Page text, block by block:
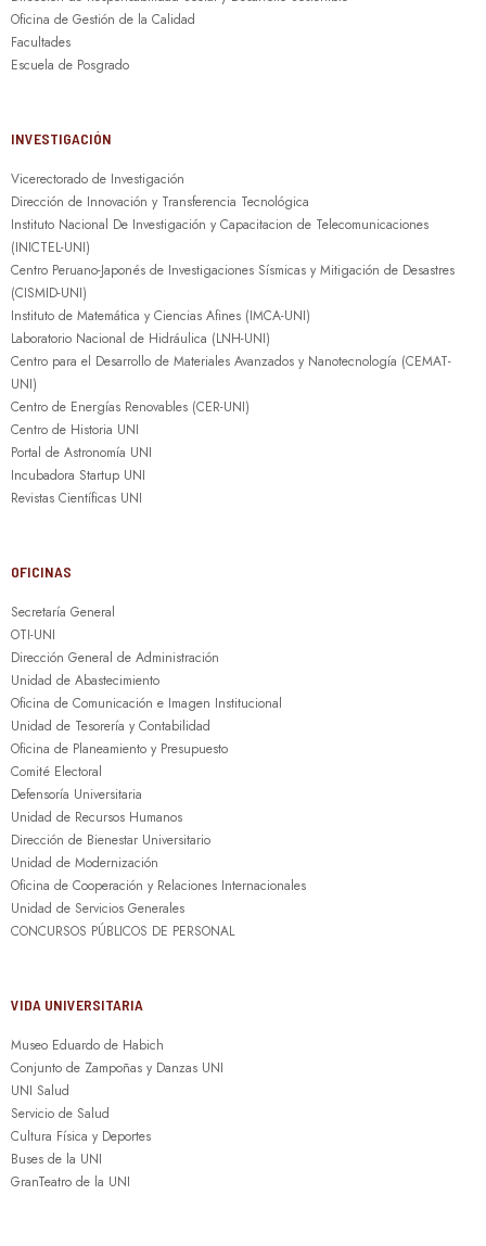
Oficina de Gestión de la Calidad
Facultades
Escuela de Posgrado
INVESTIGACIÓN
Vicerectorado de Investigación
Dirección de Innovación y Transferencia Tecnológica
Instituto Nacional De Investigación y Capacitacion de Telecomunicaciones
(INICTEL-UNI)
Centro Peruano-Japonés de Investigaciones Sísmicas y Mitigación de Desastres
(CISMID-UNI)
Instituto de Matemática y Ciencias Afines (IMCA-UNI)
Laboratorio Nacional de Hidráulica (LNH-UNI)
Centro para el Desarrollo de Materiales Avanzados y Nanotecnología (CEMAT-
UNI)
Centro de Energías Renovables (CER-UNI)
Centro de Historia UNI
Portal de Astronomía UNI
Incubadora Startup UNI
Revistas Científicas UNI
OFICINAS
Secretaría General
OTI-UNI
Dirección General de Administración
Unidad de Abastecimiento
Oficina de Comunicación e Imagen Institucional
Unidad de Tesorería y Contabilidad
Oficina de Planeamiento y Presupuesto
Comité Electoral
Defensoría Universitaria
Unidad de Recursos Humanos
Dirección de Bienestar Universitario
Unidad de Modernización
Oficina de Cooperación y Relaciones Internacionales
Unidad de Servicios Generales
CONCURSOS PÚBLICOS DE PERSONAL
VIDA UNIVERSITARIA
Museo Eduardo de Habich
Conjunto de Zampoñas y Danzas UNI
UNI Salud
Servicio de Salud
Cultura Física y Deportes
Buses de la UNI
GranTeatro de la UNI